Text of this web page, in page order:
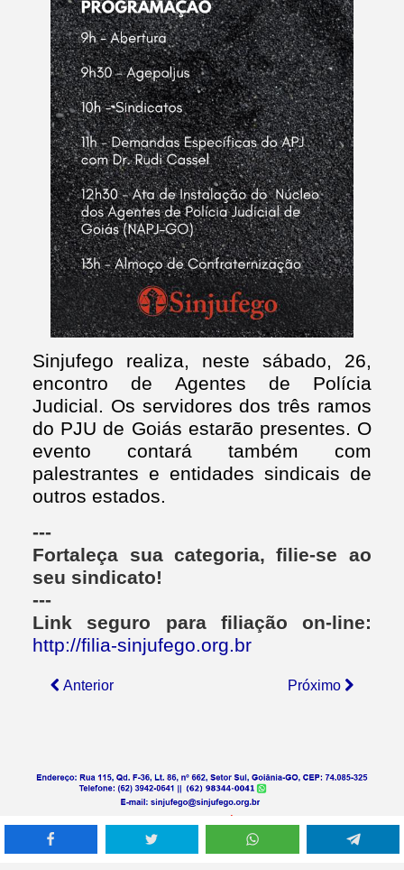
Sinjufego realiza, neste sábado, 26,
encontro de Agentes de Polícia
Judicial. Os servidores dos três ramos
do PJU de Goiás estarão presentes. O
evento contará também com
palestrantes e entidades sindicais de
outros estados.
---
Fortaleça sua categoria, filie-se ao
seu sindicato!
---
Link seguro para filiação on-line:
http://filia-sinjufego.org.br
Anterior Próximo